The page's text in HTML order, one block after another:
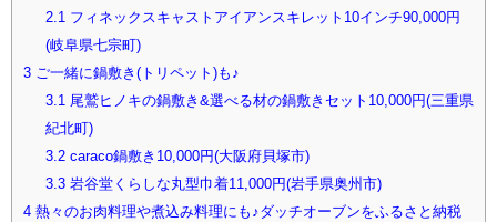
2.1フィネックスキャストアイアンスキレット10インチ90,000円
(岐阜県七宗町)
3 ご一緒に鍋敷き(トリペット)も♪
3.1尾鷲ヒノキの鍋敷き&選べる材の鍋敷きセット10,000円(三重県
紀北町)
3.2caraco鍋敷き10,000円(大阪府貝塚市)
3.3岩谷堂くらしな丸型巾着11,000円(岩手県奥州市)
4 熱々のお肉料理や煮込み料理にも♪ダッチオーブンをふるさと納税